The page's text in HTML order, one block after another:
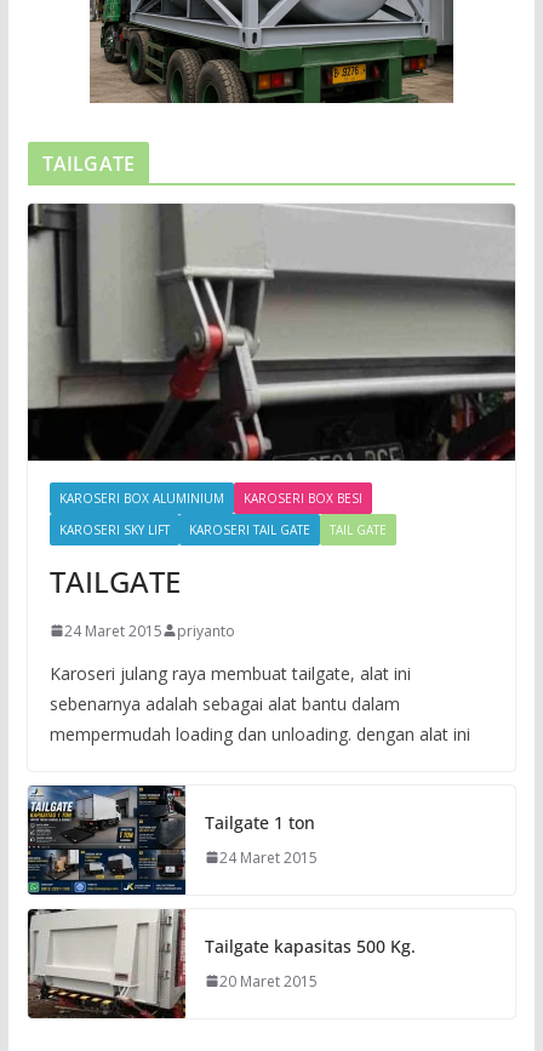
TAILGATE
KAROSERI BOX ALUMINIUM
KAROSERI BOX BESI
KAROSERI SKY LIFT
KAROSERI TAIL GATE TAIL GATE
TAILGATE
24 Maret 2015 priyanto
Karoseri julang raya membuat tailgate, alat ini
sebenarnya adalah sebagai alat bantu dalam
mempermudah loading dan unloading. dengan alat ini
Tailgate 1 ton
24 Maret 2015
Tailgate kapasitas 500 Kg.
20 Maret 2015